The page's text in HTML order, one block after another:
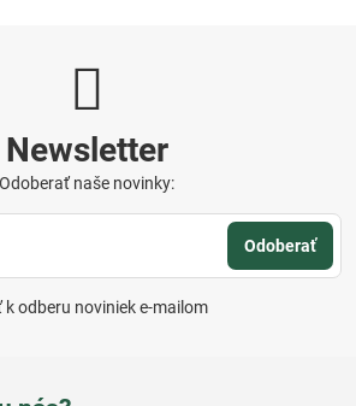
Newsletter
Odoberať naše novinky:
Odoberať
odberu noviniek e-mailom